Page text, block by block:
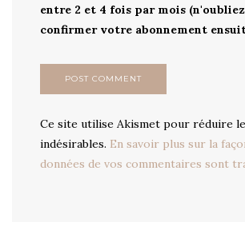
entre 2 et 4 fois par mois
confirmer votre abonnement
Ce site utilise Akismet pour réduire
indésirables. En savoir plus sur la
données de vos commentaires sont